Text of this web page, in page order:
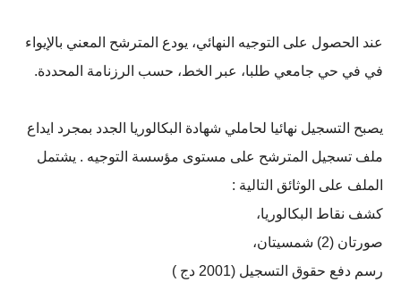
عند الحصول على التوجيه النهائي، يودع المترشح المعني بالإيواء
في في حي جامعي طلبا، عبر الخط، حسب الرزنامة المحددة.
يصبح التسجيل نهائيا لحاملي شهادة البكالوريا الجدد بمجرد ايداع
ملف تسجيل المترشح على مستوى مؤسسة التوجيه . يشتمل
الملف على الوثائق التالية :
کشف نقاط البكالوريا،
صورتان (2) شمسيتان،
رسم دفع حقوق التسجيل (2001 دج )